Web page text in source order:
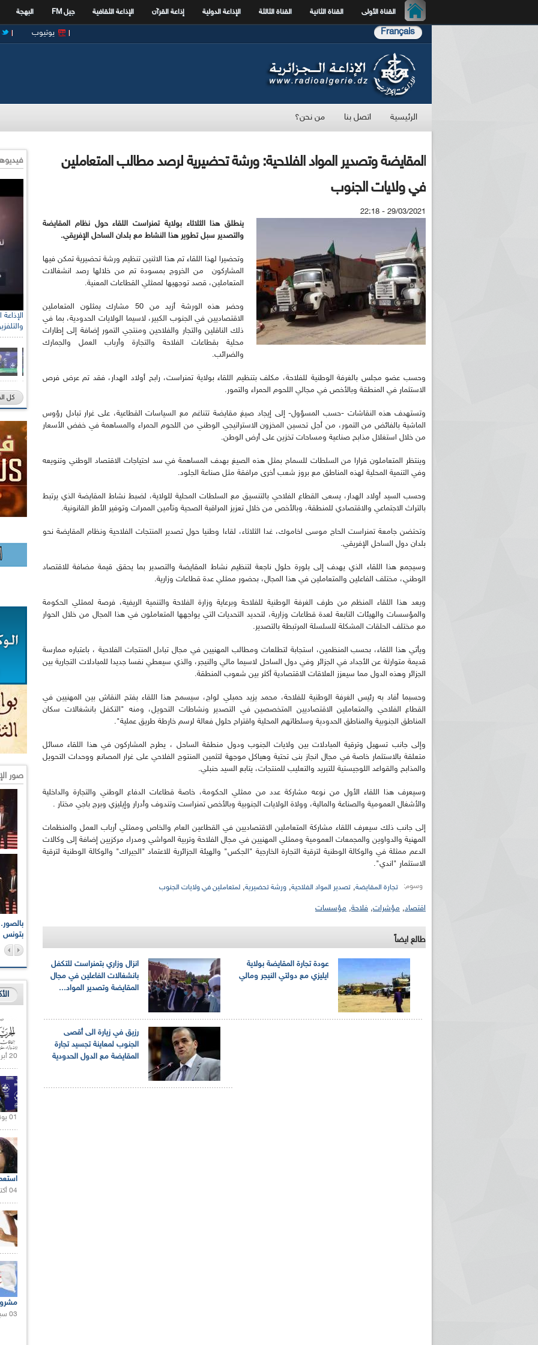
القناة الأولى القناة الثانية القناة الثالثة الإذاعة الدولية إذاعة القرآن الإذاعة الثقافية جيل FM البهجة
Français يوتيوب
الرئيسية اتصل بنا من نحن؟
المقايضة وتصدير المواد الفلاحية: ورشة تحضيرية لرصد مطالب المتعاملين
في ولايات الجنوب
29/03/2021 - 22:18
ينطلق هذا الثلاثاء بولاية تمنراست اللقاء حول نظام المقايضة
والتصدير سبل تطوير هذا النشاط مع بلدان الساحل الإفريقي.
وتحضيرا لهذا اللقاء تم هذا الاثنين تنظيم ورشة تحضيرية تمكن فيها
المشاركون من الخروج بمسودة تم من خلالها رصد انشغالات
المتعاملين، قصد توجهيها لممثلي القطاعات المعنية.
وحضر هذه الورشة أزيد من 50 مشارك يمثلون المتعاملين
الاقتصاديين في الجنوب الكبير، لاسيما الولايات الحدودية، بما في
ذلك الناقلين والتجار والفلاحين ومنتجي التمور إضافة إلى إطارات
محلية بقطاعات الفلاحة والتجارة وأرباب العمل والجمارك
والضرائب.
وحسب عضو مجلس بالغرفة الوطنية للفلاحة، مكلف بتنظيم اللقاء بولاية تمنراست، رابح أولاد الهدار، فقد تم عرض فرص
الاستثمار في المنطقة وبالأخص في مجالي اللحوم الحمراء والتمور.
وتستهدف هذه النقاشات -حسب المسؤول- إلى إيجاد صيغ مقايضة تتناغم مع السياسات القطاعية، على غرار تبادل رؤوس
الماشية بالفائض من التمور، من أجل تحسين المخزون الاستراتيجي الوطني من اللحوم الحمراء والمساهمة في خفض الأسعار
من خلال استغلال مذابح صناعية ومساحات تخزين على أرض الوطن.
وينتظر المتعاملون قرارا من السلطات للسماح بمثل هذه الصيغ بهدف المساهمة في سد احتياجات الاقتصاد الوطني وتنويعه
وفي التنمية المحلية لهذه المناطق مع بروز شعب أخرى مرافقة مثل صناعة الجلود.
وحسب السيد أولاد الهدار، يسعى القطاع الفلاحي بالتنسيق مع السلطات المحلية للولاية، لضبط نشاط المقايضة الذي يرتبط
بالتراث الاجتماعي والاقتصادي للمنطقة، وبالأخص من خلال تعزيز المراقبة الصحية وتأمين الممرات وتوفير الأطر القانونية.
وتحتضن جامعة تمنراست الحاج موسى اخاموك، غدا الثلاثاء، لقاءا وطنيا حول تصدير المنتجات الفلاحية ونظام المقايضة نحو
بلدان دول الساحل الإفريقي.
وسيجمع هذا اللقاء الذي يهدف إلى بلورة حلول ناجعة لتنظيم نشاط المقايضة والتصدير بما يحقق قيمة مضافة للاقتصاد
الوطني، مختلف الفاعلين والمتعاملين في هذا المجال، بحضور ممثلي عدة قطاعات وزارية.
ويعد هذا اللقاء المنظم من طرف الغرفة الوطنية للفلاحة وبرعاية وزارة الفلاحة والتنمية الريفية، فرصة لممثلي الحكومة
والمؤسسات والهيئات التابعة لعدة قطاعات وزارية، لتحديد التحديات التي يواجهها المتعاملون في هذا المجال من خلال الحوار
مع مختلف الحلقات المشكلة للسلسلة المرتبطة بالتصدير.
ويأتي هذا اللقاء، بحسب المنظمين، استجابة لتطلعات ومطالب المهنيين في مجال تبادل المنتجات الفلاحية ، باعتباره ممارسة
قديمة متوارثة عن الأجداد في الجزائر وفي دول الساحل لاسيما مالي والنيجر، والذي سيعطي نفسا جديدا للمبادلات التجارية بين
الجزائر وهذه الدول مما سيعزز العلاقات الاقتصادية أكثر بين شعوب المنطقة.
وحسبما أفاد به رئيس الغرفة الوطنية للفلاحة، محمد يزيد حمبلي لواج، سيسمح هذا اللقاء بفتح النقاش بين المهنيين في
القطاع الفلاحي والمتعاملين الاقتصاديين المتخصصين في التصدير ونشاطات التحويل، ومنه "التكفل بانشغالات سكان
المناطق الجنوبية والمناطق الحدودية وسلطاتهم المحلية واقتراح حلول فعالة لرسم خارطة طريق عملية".
وإلى جانب تسهيل وترقية المبادلات بين ولايات الجنوب ودول منطقة الساحل ، يطرح المشاركون في هذا اللقاء مسائل
متعلقة بالاستثمار خاصة في مجال انجاز بنى تحتية وهياكل موجهة لتثمين المنتوج الفلاحي على غرار المصانع ووحدات التحويل
والمذابح والقواعد اللوجيستية للتبريد والتعليب للمنتجات، يتابع السيد حنبلي.
وسيعرف هذا اللقاء الأول من نوعه مشاركة عدد من ممثلي الحكومة، خاصة قطاعات الدفاع الوطني والتجارة والداخلية
والأشغال العمومية والصناعة والمالية، وولاة الولايات الجنوبية وبالأخص تمنراست وتندوف وأدرار وإيليزي وبرج باجي مختار .
إلى جانب ذلك سيعرف اللقاء مشاركة المتعاملين الاقتصاديين في القطاعين العام والخاص وممثلي أرباب العمل والمنظمات
المهنية والدواوين والمجمعات العمومية وممثلي المهنيين في مجال الفلاحة وتربية المواشي ومدراء مركزيين إضافة إلى وكالات
الدعم ممثلة في والوكالة الوطنية لترقية التجارة الخارجية "الجكس" والهيئة الجزائرية للاعتماد "الجيراك" والوكالة الوطنية لترقية
الاستثمار "اندي".
وسوم: تجارة المقايضة, تصدير المواد الفلاحية, ورشة تحضيرية, لمتعاملين في ولايات الجنوب
اقتصاد, مؤشرات, فلاحة, مؤسسات
طالع ايضاً
انزال وزاري بتمنراست للتكفل
بانشغالات الفاعلين في مجال
المقايضة وتصدير المواد...
عودة تجارة المقايضة بولاية
ايليزي مع دولتي النيجر ومالي
رزيق في زيارة الى أقصى
الجنوب لمعاينة تجسيد تجارة
المقايضة مع الدول الحدودية
كل
صور
بتونس
20 أبريل 2021 |
01 يونيو 2021 |
04 أكتوبر 2020 |
03 سبتمبر 2020 |